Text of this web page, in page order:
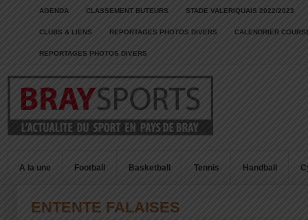
AGENDA CLASSEMENT BUTEURS STADE VALERIQUAIS 2022/2023
CLUBS & LIENS REPORTAGES PHOTOS DIVERS CALENDRIER
REPORTAGES PHOTOS DIVERS
A la une Football Basketball Tennis Handball
ENTENTE FALAISES